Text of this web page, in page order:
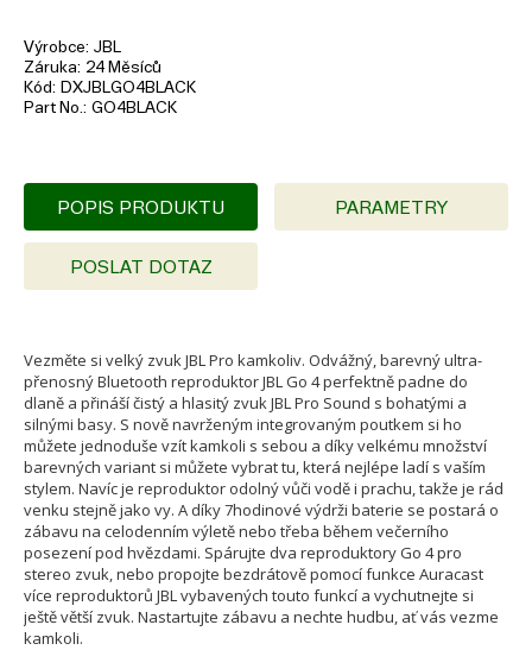
Výrobce JBL
Záruka 24 Měsíců
Kód
DXJBLGO4BLACK
Part No. GO4BLACK
POPIS PRODUKTU PARAMETRY
POSLAT DOTAZ
Vezměte si velký zvuk JBL Pro kamkoliv. Odvážný, barevný ultra-
přenosný Bluetooth reproduktor JBL Go 4 perfektně padne do
dlaně a přináší čistý a hlasitý zvuk JBL Pro Sound s bohatými a
silnými basy. S nově navrženým integrovaným poutkem si ho
můžete jednoduše vzít kamkoli s sebou a díky velkému množství
barevných variant si můžete vybrat tu, která nejlépe ladí s vaším
stylem. Navíc je reproduktor odolný vůči vodě i prachu, takže je rád
venku stejně jako vy. A díky 7hodinové výdrži baterie se postará o
zábavu na celodenním výletě nebo třeba během večerního
posezení pod hvězdami. Spárujte dva reproduktory Go 4 pro
stereo zvuk, nebo propojte bezdrátově pomocí funkce Auracast
více reproduktorů JBL vybavených touto funkcí a vychutnejte si
ještě větší zvuk. Nastartujte zábavu a nechte hudbu, ať vás vezme
kamkoli.